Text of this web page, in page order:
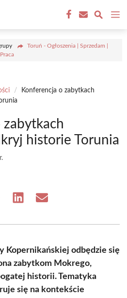
Toruń - Ogłoszenia | Sprzedam |
/
Konferencja o zabytkach
zabytkach
historie Torunia
Share Share
Kopernikańskiej odbędzie się
zabytkom Mokrego,
historii. Tematyka
się na kontekście